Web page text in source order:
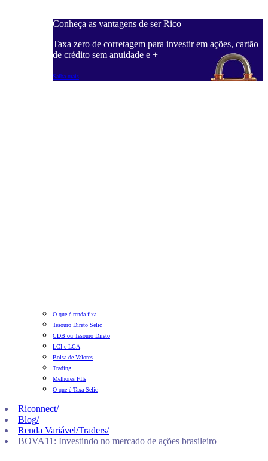
Conheça as vantagens de ser Rico
Taxa zero de corretagem para investir em ações, cartão
de crédito sem anuidade e +
Saiba mais
O que é renda fixa
Tesouro Direto Selic
CDB ou Tesouro Direto
LCI e LCA
Bolsa de Valores
Trading
Melhores FIIs
O que é Taxa Selic
Riconnect/
Blog/
Renda Variável/Traders/
BOVA11: Investindo no mercado de ações brasileiro